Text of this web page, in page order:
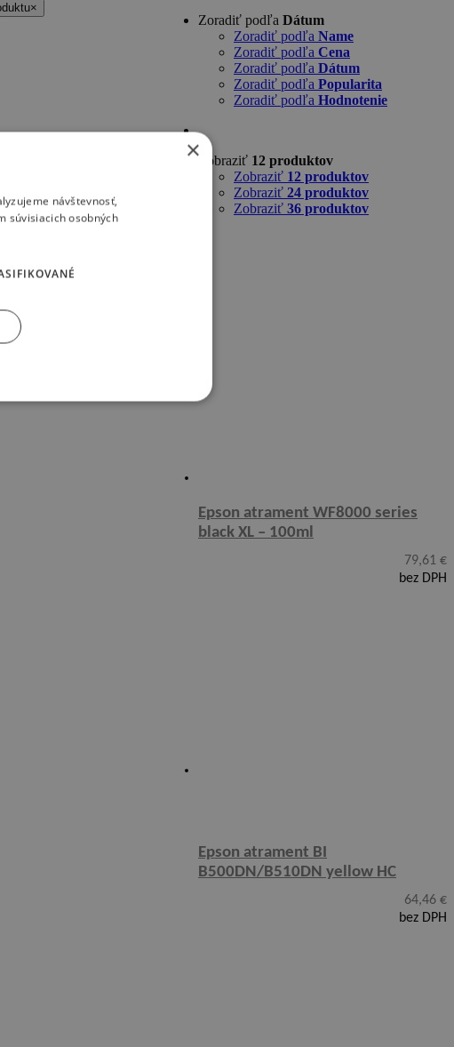
Zoradiť podľa Dátum
Zoradiť podľa Name
Zoradiť podľa Cena
Zoradiť podľa Dátum
Zoradiť podľa Popularita
Zoradiť podľa Hodnotenie
Zobraziť 12 produktov
Zobraziť 12 produktov
Zobraziť 24 produktov
Zobraziť 36 produktov
Epson atrament WF8000 series
black XL – 100ml
79,61 €
bez DPH
Epson atrament BI
B500DN/B510DN yellow HC
64,46 €
bez DPH
×
×
návštevnosť,
súvisiacich osobných